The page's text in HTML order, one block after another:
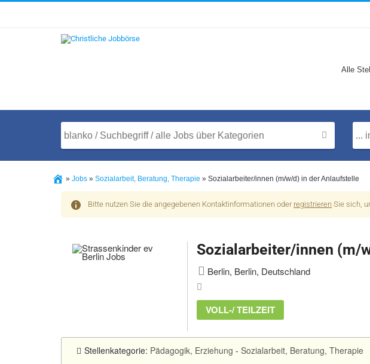
Alle
» Jobs » Sozialarbeit, Beratung, Therapie » Sozialarbeiter/innen (m/w/d) in der Anlaufstelle
Bitte nutzen Sie die angegebenen Kontaktinformationen oder registrieren Sie sich,
Sozialarbeiter/innen (m/
Berlin, Berlin, Deutschland
VOLL-/ TEILZEIT
Stellenkategorie: Pädagogik, Erziehung - Sozialarbeit, Beratung, Therapie